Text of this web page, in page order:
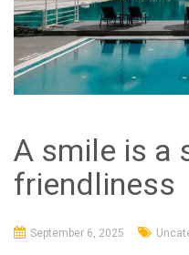
A smile is a
friendliness
September 6, 2025